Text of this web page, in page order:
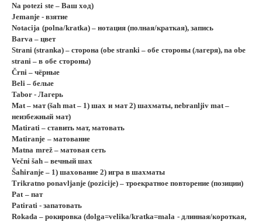
Na potezi ste – Ваш ход)
Jemanje - взятие
Notacija (polna/kratka) – нотация (полная/краткая), запись
Barva – цвет
Strani (stranka) – сторона (obe stranki – обе стороны (лагеря), na obe
strani – в обе стороны)
Črni – чёрные
Beli – белые
Tabor - Лагерь
Mat – мат(šah mat – 1) шах и мат2) шахматы, nebranljiv mat –
неизбежный мат)
Matirati – ставить мат, матовать
Matiranje – матование
Matna mrež – матовая сеть
Večni šah – вечный шах
Šahiranje – 1) шахование 2) игра в шахматы
Trikratno ponavljanje (pozicije) – троекратное повторение (позиции)
Pat – пат
Patirati - запатовать
Rokada – рокировка (dolga=velika/kratka=mala - длинная/короткая,